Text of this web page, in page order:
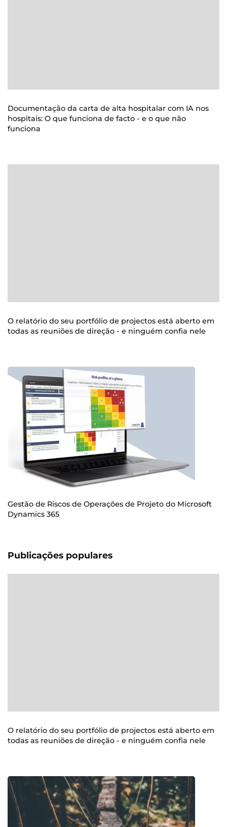
Documentação da carta de alta hospitalar com IA nos
hospitais: O que funciona de facto - e o que não
funciona
O relatório do seu portfólio de projectos está aberto em
todas as reuniões de direção - e ninguém confia nele
Gestão de Riscos de Operações de Projeto do Microsoft
Dynamics 365
Publicações populares
O relatório do seu portfólio de projectos está aberto em
todas as reuniões de direção - e ninguém confia nele